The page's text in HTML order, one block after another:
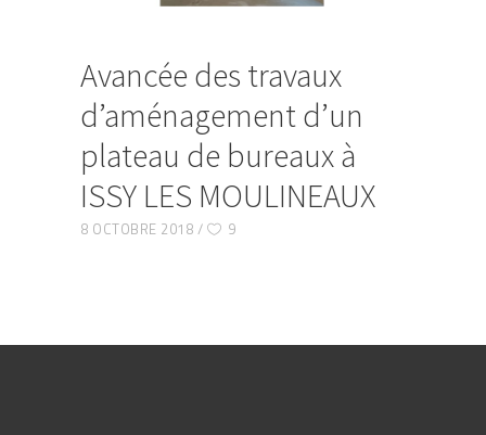
Avancée des travaux
d’aménagement d’un
plateau de bureaux à
ISSY LES MOULINEAUX
8 OCTOBRE 2018 9